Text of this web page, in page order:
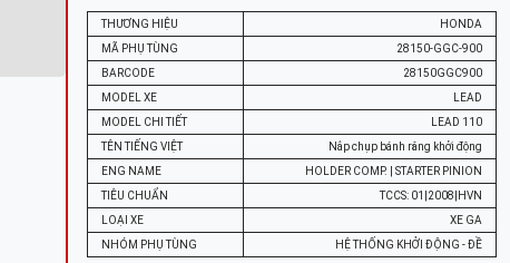
THƯƠNG HIỆU
HONDA
MÃ PHỤ TÙNG
28150-GGC-900
BARCODE
28150GGC900
MODEL XE
LEAD
MODEL CHI TIẾT
LEAD 110
TÊN TIẾNG VIỆT
Nắp chụp bánh răng khởi động
ENG NAME
HOLDER COMP. | STARTER PINION
TIÊU CHUẨN
TCCS: 01|2008|HVN
LOẠI XE
XE GA
NHÓM PHỤ TÙNG
HỆ THỐNG KHỞI ĐỘNG - ĐỀ